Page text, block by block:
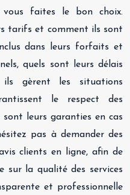
faites le bon choix.
tarifs et comment ils sont
dans leurs forfaits et
quels sont leurs délais
ils gèrent les situations
le respect des
leurs garanties en cas
pas à demander des
clients en ligne, afin de
sur la qualité des services
et professionnelle